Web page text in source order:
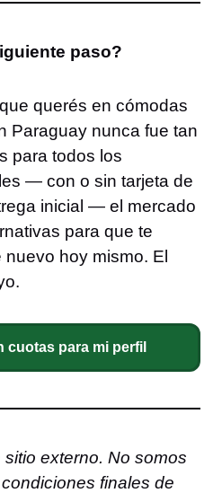
paso?
querés en cómodas
Paraguay nunca fue tan
para todos los
— con o sin tarjeta de
inicial — el mercado
para que te
nuevo hoy mismo. El
cuotas para mi perfil
externo. No somos
finales de